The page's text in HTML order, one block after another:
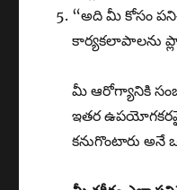
“అది మీ కోసం
కార్యకలాపాలను
మీ ఆరోగ్యానికి
ఇతర
కనుగొంటారు అనే